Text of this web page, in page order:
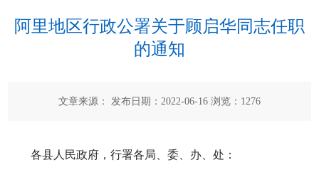
阿里地区行政公署关于顾启华同志任职
的通知
文章来源： 发布日期：2022-06-16 浏览： 1276
各县人民政府，行署各局、委、办、处：